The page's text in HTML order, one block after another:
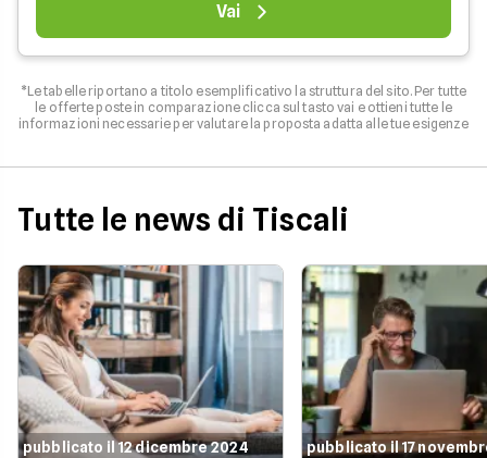
Vai
*Le tabelle riportano a titolo esemplificativo la struttura del sito. Per tutte
le offerte poste in comparazione clicca sul tasto vai e ottieni tutte le
informazioni necessarie per valutare la proposta adatta alle tue esigenze
Tutte le news di Tiscali
pubblicato il 12 dicembre 2024 pubblicato il 17